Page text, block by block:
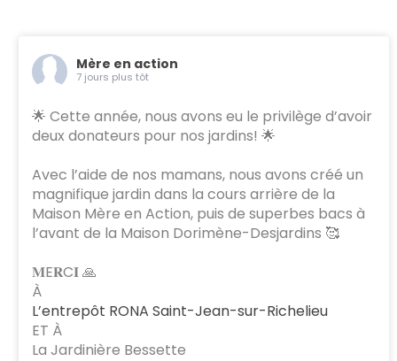
Mère en action
7 jours plus tôt
🌟 Cette année, nous avons eu le privilège d’avoir
deux donateurs pour nos jardins! 🌟
Avec l’aide de nos mamans, nous avons créé un
magnifique jardin dans la cours arrière de la
Maison Mère en Action, puis de superbes bacs à
l’avant de la Maison Dorimène-Desjardins 🥰
𝐌E𝐑C𝐈 🙏
À
L’entrepôt RONA Saint-Jean-sur-Richelieu
ET À
La Jardinière Bessette